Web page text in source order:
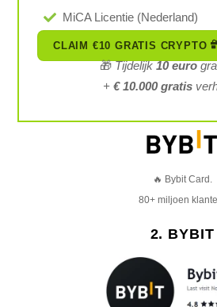
MiCA Licentie (Nederland)
CLAIM €10 GRATIS CRYPTO
🎁Tijdelijk10 euro
+ € 10.000 gratis
🔥 Bybit Card.
80+ miljoen
2. BYBIT